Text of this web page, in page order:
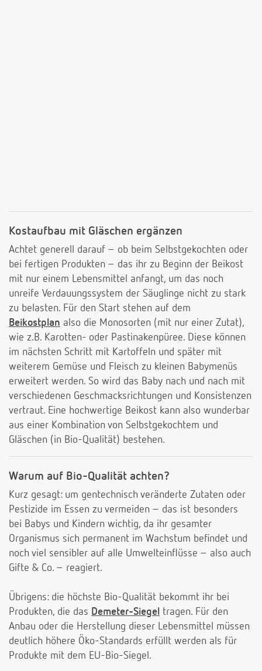
Kostaufbau mit Gläschen ergänzen
Achtet generell darauf – ob beim Selbstgekochten oder
bei fertigen Produkten – das ihr zu Beginn der Beikost
mit nur einem Lebensmittel anfangt, um das noch
unreife Verdauungssystem der Säuglinge nicht zu stark
zu belasten. Für den Start stehen auf dem
Beikostplan also die Monosorten (mit nur einer Zutat),
wie z.B. Karotten- oder Pastinakenpüree. Diese können
im nächsten Schritt mit Kartoffeln und später mit
weiterem Gemüse und Fleisch zu kleinen Babymenüs
erweitert werden. So wird das Baby nach und nach mit
verschiedenen Geschmacksrichtungen und Konsistenzen
vertraut. Eine hochwertige Beikost kann also wunderbar
aus einer Kombination von Selbstgekochtem und
Gläschen (in Bio-Qualität) bestehen.
Warum auf Bio-Qualität achten?
Kurz gesagt: um gentechnisch veränderte Zutaten oder
Pestizide im Essen zu vermeiden – das ist besonders
bei Babys und Kindern wichtig, da ihr gesamter
Organismus sich permanent im Wachstum befindet und
noch viel sensibler auf alle Umwelteinflüsse – also auch
Gifte & Co. – reagiert.
Übrigens: die höchste Bio-Qualität bekommt ihr bei
Produkten, die das Demeter-Siegel tragen. Für den
Anbau oder die Herstellung dieser Lebensmittel müssen
deutlich höhere Öko-Standards erfüllt werden als für
Produkte mit dem EU-Bio-Siegel.